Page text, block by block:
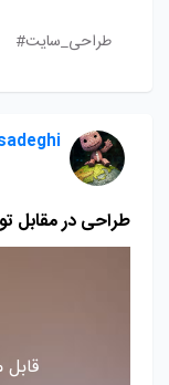
طراحی_سایت#
طراحی در مقابل